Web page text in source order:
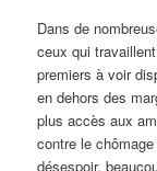
Dans de
ceux qui
premiers à voir
en dehors des
plus accès aux
contre le
désespoir,